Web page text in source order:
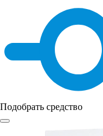
Подобрать средство